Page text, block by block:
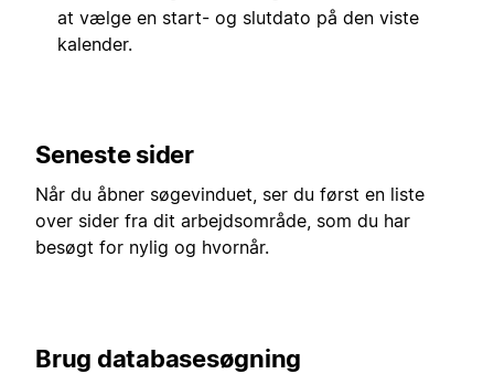
at vælge en start- og slutdato på den viste
kalender.
Seneste sider
Når du åbner søgevinduet, ser du først en liste
over sider fra dit arbejdsområde, som du har
besøgt for nylig og hvornår.
Brug databasesøgning